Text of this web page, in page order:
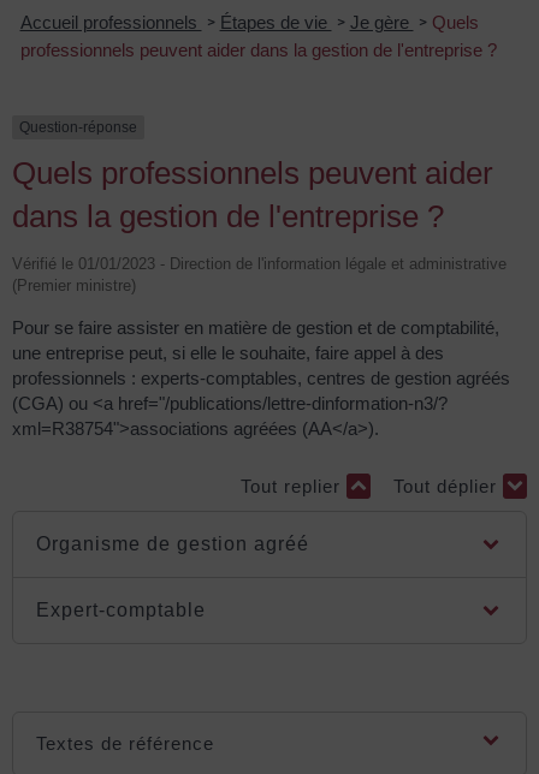
Accueil professionnels > Étapes de vie > Je gère > Quels
professionnels peuvent aider dans la gestion de l'entreprise ?
Question-réponse
Quels professionnels peuvent aider
dans la gestion de l'entreprise ?
Vérifié le 01/01/2023 - Direction de l'information légale et administrative
(Premier ministre)
Pour se faire assister en matière de gestion et de comptabilité,
une entreprise peut, si elle le souhaite, faire appel à des
professionnels : experts-comptables, centres de gestion agréés
(CGA) ou <a href="/publications/lettre-dinformation-n3/?
xml=R38754">associations agréées (AA</a>).
Tout replier Tout déplier
Organisme de gestion agréé
Expert-comptable
Textes de référence